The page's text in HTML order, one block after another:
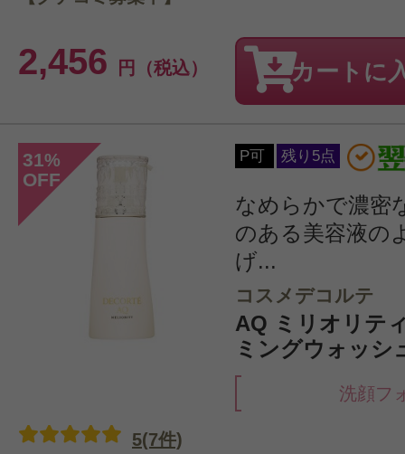
2,456 円（税込） カートに
31%
OFF
P可 残り5点
なめらかで濃密
のある美容液の
げ...
コスメデコルテ
AQ ミリオリテ
ミングウォッシ
洗顔フ
5(7件)